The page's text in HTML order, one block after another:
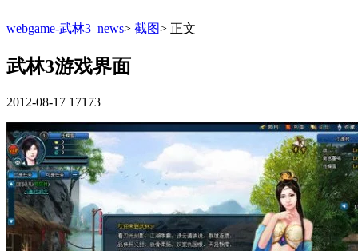
webgame-武林3_news> 截图> 正文
武林3游戏界面
2012-08-17 17173